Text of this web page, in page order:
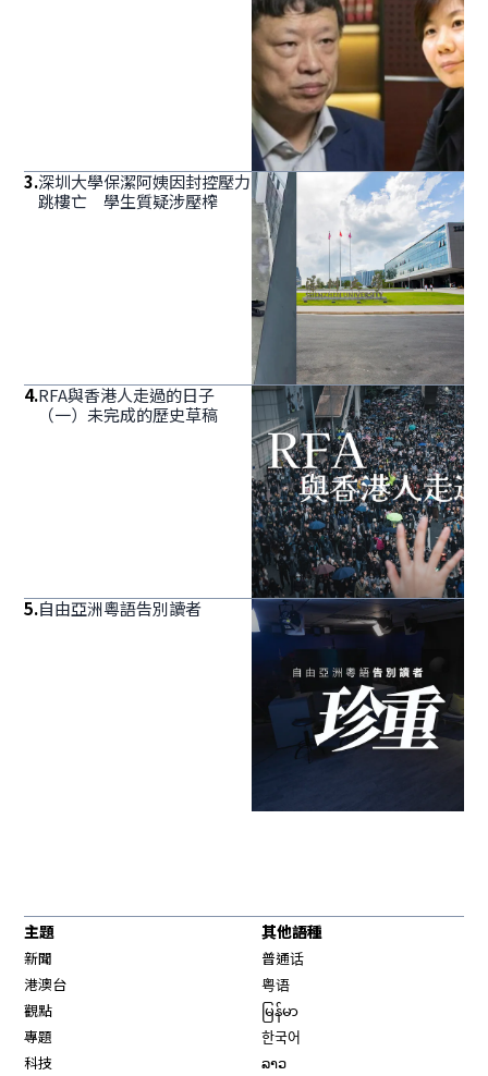
3.深圳大學保潔阿姨因封控壓力
跳樓亡 學生質疑涉壓榨
4.RFA與香港人走過的日子
（一）未完成的歷史草稿
5.自由亞洲粵語告別讀者
主題
新聞
港澳台
觀點
專題
科技
其他語種
普通话
粤语
မြန်မာ
한국어
ລາວ